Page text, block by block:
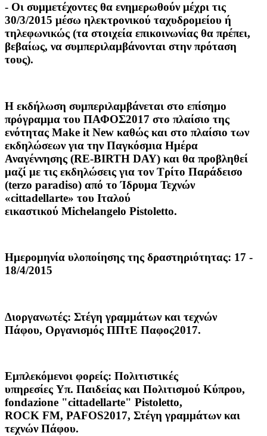
- Οι συμμετέχοντες θα ενημερωθούν μέχρι τις
30/3/2015 μέσω ηλεκτρονικού ταχυδρομείου ή
τηλεφωνικώς (τα στοιχεία επικοινωνίας θα πρέπει,
βεβαίως, να συμπεριλαμβάνονται στην πρόταση
τους).
Η εκδήλωση συμπεριλαμβάνεται στο επίσημο
πρόγραμμα του ΠΑΦΟΣ2017 στο πλαίσιο της
ενότητας Make it New καθώς και στο πλαίσιο των
εκδηλώσεων για την Παγκόσμια Ημέρα
Αναγέννησης (RE-BIRTH DAY) και θα προβληθεί
μαζί με τις εκδηλώσεις για τον Τρίτο Παράδεισο
(terzo paradiso) από το Ίδρυμα Τεχνών
«cittadellarte» του Ιταλού
εικαστικού Michelangelo Pistoletto.
Ημερομηνία υλοποίησης της δραστηριότητας: 17 -
18/4/2015
Διοργανωτές: Στέγη γραμμάτων και τεχνών
Πάφου, Οργανισμός ΠΠτΕ Παφος2017.
Εμπλεκόμενοι φορείς: Πολιτιστικές
υπηρεσίες Υπ. Παιδείας και Πολιτισμού Κύπρου,
fondazione "cittadellarte" Pistoletto,
ROCK FM, PAFOS2017, Στέγη γραμμάτων και
τεχνών Πάφου.